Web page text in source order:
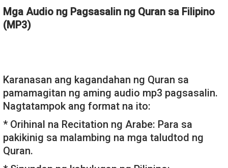
Mga Audio ng Pagsasalin ng Quran sa Filipino
(MP3)
Karanasan ang kagandahan ng Quran sa
pamamagitan ng aming audio mp3 pagsasalin.
Nagtatampok ang format na ito:
* Orihinal na Recitation ng Arabe: Para sa
pakikinig sa malambing na mga taludtod ng
Quran.